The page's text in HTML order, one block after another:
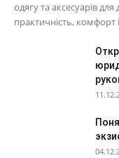
одягу та аксесуарів
практичність, комфорт